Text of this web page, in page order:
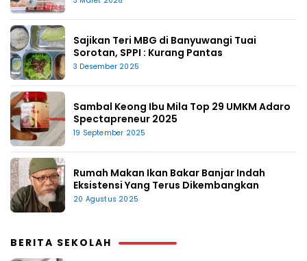
Sajikan Teri MBG di Banyuwangi Tuai
Sorotan, SPPI : Kurang Pantas
3 Desember 2025
Sambal Keong Ibu Mila Top 29 UMKM Adaro
Spectapreneur 2025
19 September 2025
Rumah Makan Ikan Bakar Banjar Indah
Eksistensi Yang Terus Dikembangkan
20 Agustus 2025
BERITA SEKOLAH